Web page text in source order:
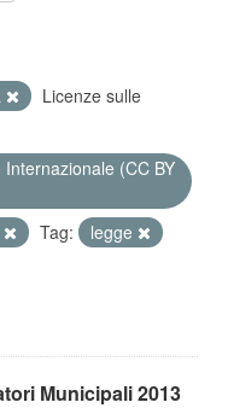
Licenze sulle
(CC BY
Tag:
legge
Municipali 2013